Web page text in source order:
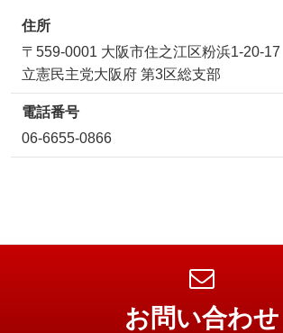
住所
〒559-0001 大阪市住之江区粉浜1-20-17
立憲民主党大阪府 第3区総支部
電話番号
06-6655-0866
お問い合わせ